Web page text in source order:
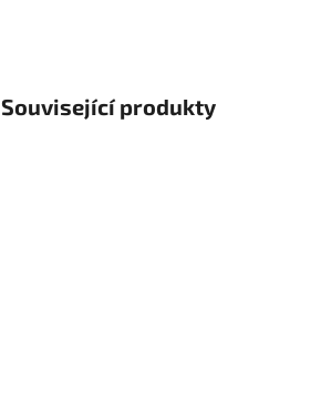
Související produkty